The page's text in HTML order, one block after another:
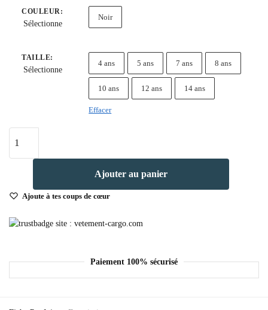
COULEUR :
Sélectionne
Noir
TAILLE:
Sélectionne
4 ans 5 ans 7 ans 8 ans
10 ans 12 ans 14 ans
Effacer
Ajouter au panier
Ajoute à tes coups de cœur
Paiement 100% sécurisé